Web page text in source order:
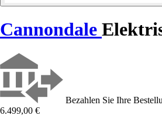
Cannondale
Bezahlen Sie Ihre
6.499,00 €